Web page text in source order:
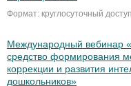
Формат: круглосуточный
Международный вебинар
средство формирования
коррекции и развития
дошкольников»